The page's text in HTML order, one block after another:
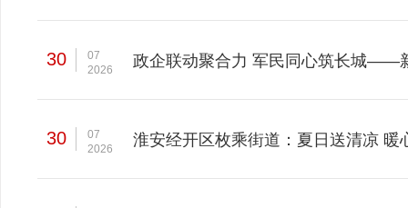
30
07
2026
政企联动聚合力 军民同心筑长城——
30
07
2026
淮安经开区枚乘街道：夏日送清凉 暖